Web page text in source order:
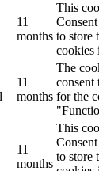
11
months
This
to store
cookies
11
months
The
consent
for the
11
months
This
to store